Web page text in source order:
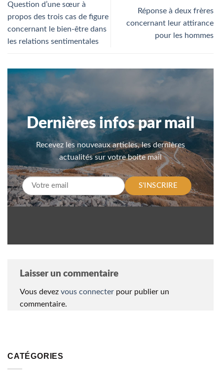
Question d’une sœur à
propos des trois cas de figure
concernant le bien-être dans
les relations sentimentales
Réponse à deux frères
concernant leur attirance
pour les hommes
Dernières infos par mail
Recevez les nouveaux articles, les dernières
actualités sur votre boite mail
S'INSCRIRE
Laisser un commentaire
Vous devez vous connecter pour publier un
commentaire.
CATÉGORIES